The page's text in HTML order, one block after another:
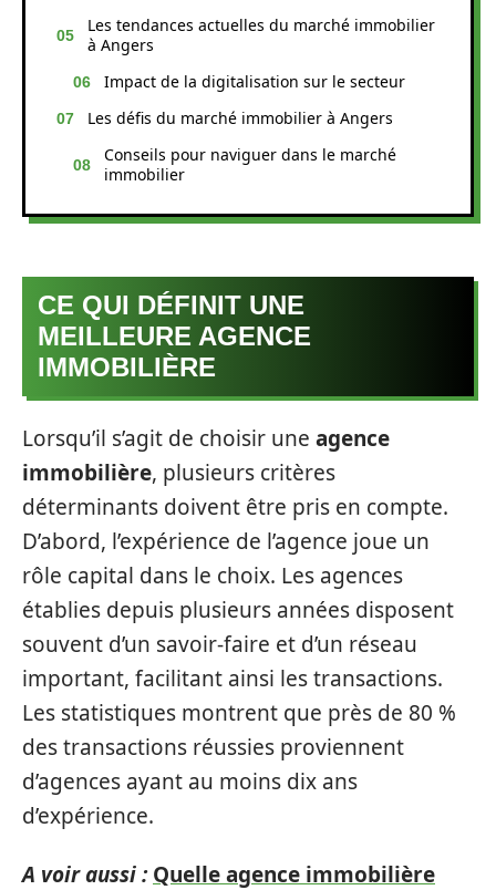
Les tendances actuelles du marché immobilier
à Angers
Impact de la digitalisation sur le secteur
Les défis du marché immobilier à Angers
Conseils pour naviguer dans le marché
immobilier
CE QUI DÉFINIT UNE
MEILLEURE AGENCE
IMMOBILIÈRE
Lorsqu’il s’agit de choisir une agence
immobilière, plusieurs critères
déterminants doivent être pris en compte.
D’abord, l’expérience de l’agence joue un
rôle capital dans le choix. Les agences
établies depuis plusieurs années disposent
souvent d’un savoir-faire et d’un réseau
important, facilitant ainsi les transactions.
Les statistiques montrent que près de 80 %
des transactions réussies proviennent
d’agences ayant au moins dix ans
d’expérience.
A voir aussi : Quelle agence immobilière